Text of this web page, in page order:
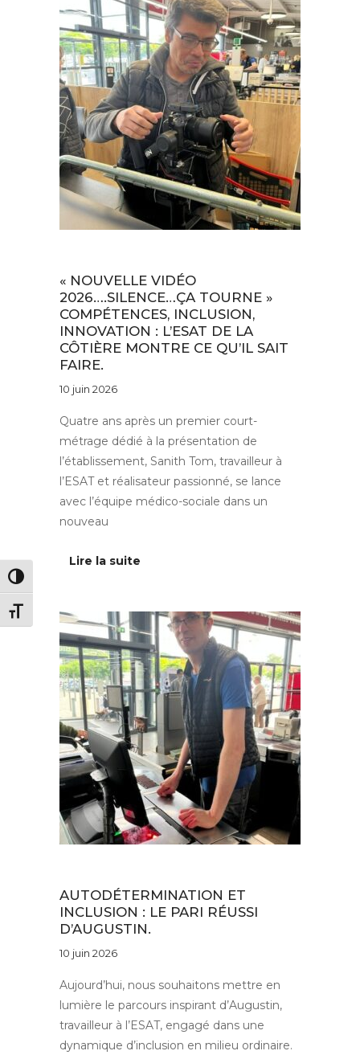
PASSER EN CONTRASTE ÉLEVÉ
CHANGER LA TAILLE DE LA POLICE
« NOUVELLE VIDÉO
2026….SILENCE…ÇA TOURNE »
COMPÉTENCES, INCLUSION,
INNOVATION : L’ESAT DE LA
CÔTIÈRE MONTRE CE QU’IL SAIT
FAIRE.
10 juin 2026
Quatre ans après un premier court-
métrage dédié à la présentation de
l’établissement, Sanith Tom, travailleur à
l’ESAT et réalisateur passionné, se lance
avec l’équipe médico-sociale dans un
nouveau
Lire la suite
AUTODÉTERMINATION ET
INCLUSION : LE PARI RÉUSSI
D’AUGUSTIN.
10 juin 2026
Aujourd’hui, nous souhaitons mettre en
lumière le parcours inspirant d’Augustin,
travailleur à l’ESAT, engagé dans une
dynamique d’inclusion en milieu ordinaire.